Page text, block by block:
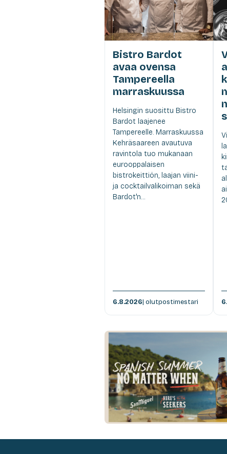
Bistro Bardot
avaa ovensa
Tampereella
marraskuussa
Helsingin suosittu Bistro
Bardot laajenee
Tampereelle. Marraskuussa
Kehräsaareen avautuva
ravintola tuo mukanaan
eurooppalaisen
bistrokeittiön, laajan viini-
ja cocktailvalikoiman sekä
Bardot'n...
6.8.2026| olutpostimestari